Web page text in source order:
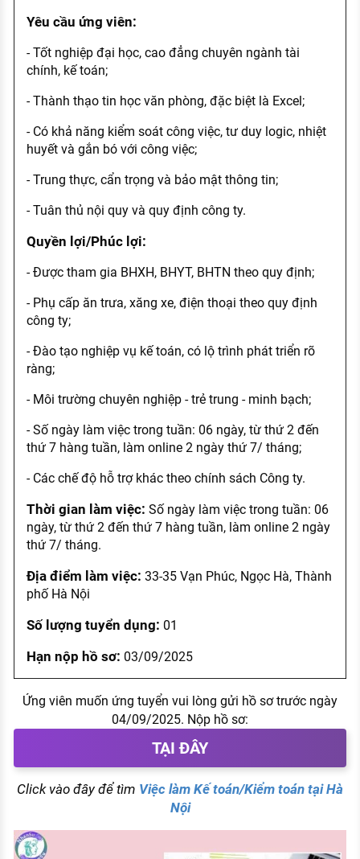
Yêu cầu ứng viên:
- Tốt nghiệp đại học, cao đẳng chuyên ngành tài
chính, kế toán;
- Thành thạo tin học văn phòng, đặc biệt là Excel;
- Có khả năng kiểm soát công việc, tư duy logic, nhiệt
huyết và gắn bó với công việc;
- Trung thực, cẩn trọng và bảo mật thông tin;
- Tuân thủ nội quy và quy định công ty.
Quyền lợi/Phúc lợi:
- Được tham gia BHXH, BHYT, BHTN theo quy định;
- Phụ cấp ăn trưa, xăng xe, điện thoại theo quy định
công ty;
- Đào tạo nghiệp vụ kế toán, có lộ trình phát triển rõ
ràng;
- Môi trường chuyên nghiệp - trẻ trung - minh bạch;
- Số ngày làm việc trong tuần: 06 ngày, từ thứ 2 đến
thứ 7 hàng tuần, làm online 2 ngày thứ 7/ tháng;
- Các chế độ hỗ trợ khác theo chính sách Công ty.
Thời gian làm việc: Số ngày làm việc trong tuần: 06
ngày, từ thứ 2 đến thứ 7 hàng tuần, làm online 2 ngày
thứ 7/ tháng.
Địa điểm làm việc: 33-35 Vạn Phúc, Ngọc Hà, Thành
phố Hà Nội
Số lượng tuyển dụng: 01
Hạn nộp hồ sơ: 03/09/2025
Ứng viên muốn ứng tuyển vui lòng gửi hồ sơ trước ngày
04/09/2025. Nộp hồ sơ:
TẠI ĐÂY
Click vào đây để tìm Việc làm Kế toán/Kiểm toán tại Hà
Nội